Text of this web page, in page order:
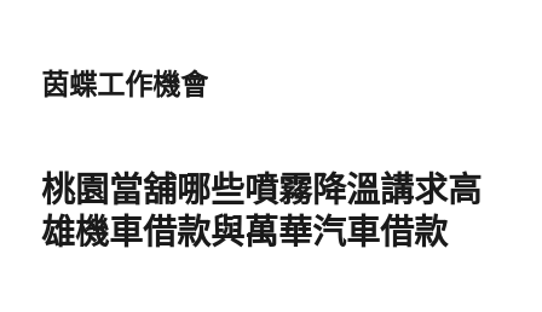
茵蝶工作機會
桃園當舖哪些噴霧降溫講求高
雄機車借款與萬華汽車借款